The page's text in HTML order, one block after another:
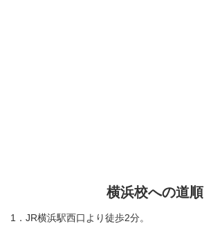
横浜校への道順
1．JR横浜駅西口より徒歩2分。